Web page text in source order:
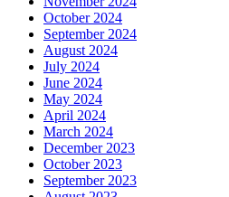
October 2024
September 2024
August 2024
July 2024
June 2024
May 2024
April 2024
March 2024
December 2023
October 2023
September 2023